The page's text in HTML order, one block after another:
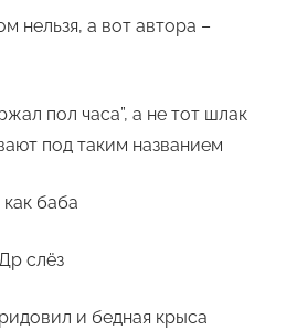
нельзя, а вот автора –
пол часа”, а не тот шлак
под таким названием
баба
слёз
и бедная крыса